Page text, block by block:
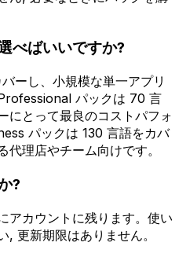
べばいいですか?
ーし、小規模な単一アプリ
パックは 70 言
にとって最良のコストパフォ
パックは 130 言語をカバ
理店やチーム向けです。
?
アカウントに残ります。使い
更新期限はありません。